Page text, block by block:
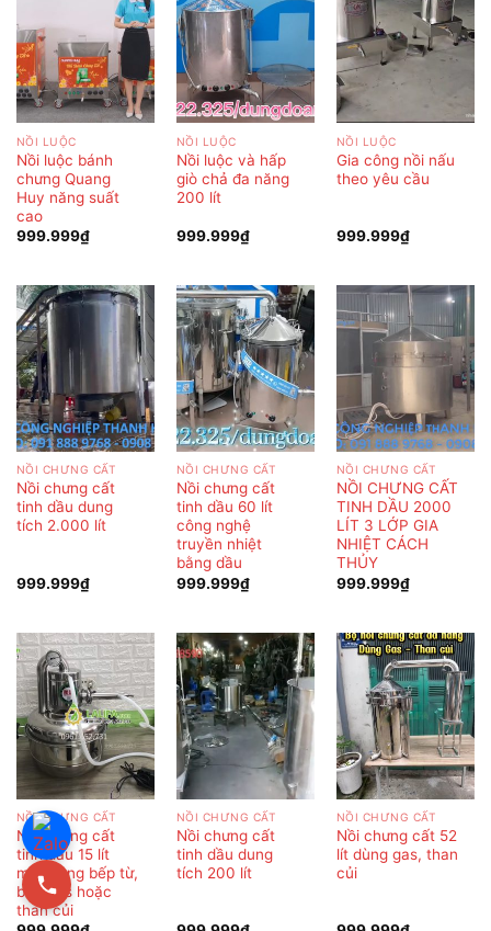
NỒI LUỘC
Nồi luộc bánh
chưng Quang
Huy năng suất
cao
999.999₫
NỒI LUỘC
Nồi luộc và hấp
giò chả đa năng
200 lít
999.999₫
NỒI LUỘC
Gia công nồi nấu
theo yêu cầu
999.999₫
NỒI CHƯNG CẤT
Nồi chưng cất
tinh dầu dung
tích 2.000 lít
999.999₫
NỒI CHƯNG CẤT
Nồi chưng cất
tinh dầu 60 lít
công nghệ
truyền nhiệt
bằng dầu
999.999₫
NỒI CHƯNG CẤT
NỒI CHƯNG CẤT
TINH DẦU 2000
LÍT 3 LỚP GIA
NHIỆT CÁCH
THỦY
999.999₫
NỒI CHƯNG CẤT
Nồi chưng cất
tinh dầu 15 lít
mini dùng bếp từ,
bếp gas hoặc
than củi
NỒI CHƯNG CẤT
Nồi chưng cất
tinh dầu dung
tích 200 lít
NỒI CHƯNG CẤT
Nồi chưng cất 52
lít dùng gas, than
củi